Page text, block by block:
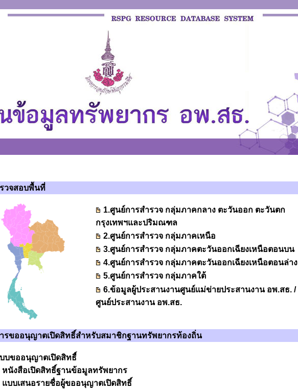
วจสอบพื้นที่
1.ศูนย์การสำรวจ กลุ่มภาคกลาง ตะวันออก ตะวันตก
กรุงเทพฯและปริมณฑล
2.ศูนย์การสำรวจ กลุ่มภาคเหนือ
3.ศูนย์การสำรวจ กลุ่มภาคตะวันออกเฉียงเหนือตอนบน
4.ศูนย์การสำรวจ กลุ่มภาคตะวันออกเฉียงเหนือตอนล่าง
5.ศูนย์การสำรวจ กลุ่มภาคใต้
6.ข้อมูลผู้ประสานงานศูนย์แม่ข่ายประสานงาน อพ.สธ. /
ศูนย์ประสานงาน อพ.สธ.
รขออนุญาตเปิดสิทธิ์สำหรับสมาชิกฐานทรัพยากรท้องถิ่น
บขออนุญาตเปิดสิทธื์
หนังสือเปิดสิทธิ์ฐานข้อมูลทรัพยากร
แบบเสนอรายชื่อผู้ขออนุญาตเปิดสิทธิ์